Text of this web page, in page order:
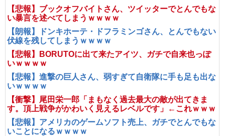
【悲報】ブックオフバイトさん、ツイッターでとんでもな
い暴言を述べてしまうｗｗｗｗ
【朗報】ドンキホーテ・ドフラミンゴさん、とんでもない
伏線を残してしまうｗｗｗｗ
【悲報】BORUTOに出て来たアイツ、ガチで自来也っぽ
いｗｗｗｗ
【悲報】進撃の巨人さん、弱すぎて自衛隊に手も足も出な
いｗｗｗｗ
【衝撃】尾田栄一郎「まもなく過去最大の敵が出てきま
す。頂上戦争がかわいく見えるレベルです」←これｗｗｗ
【悲報】アメリカのゲームソフト売上、ガチでとんでもな
いことになるｗｗｗｗ